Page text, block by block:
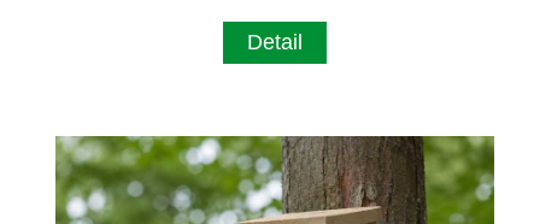
Detail